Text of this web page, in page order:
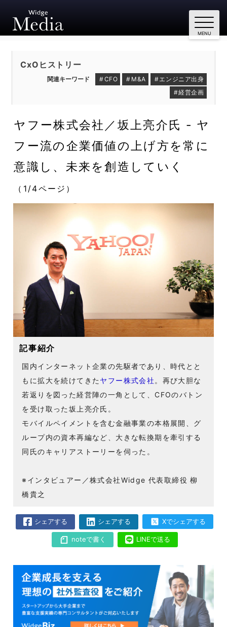
CxOヒストリー
CFO M&A
エンジニア出身
経営企画
ヤフー株式会社／坂上亮介氏 - ヤ
フー流の企業価値の上げ方を常に
意識し、未来を創造していく
（1/4ページ）
記事紹介
国内インターネット企業の先駆者であり、時代とと
もに拡大を続けてきた ヤフー株式会社 。再び大胆な
若返りを図った経営陣の一角として、CFOのバトン
を受け取った坂上亮介氏。
モバイルペイメントを含む金融事業の本格展開、グ
ループ内の資本再編など、大きな転換期を牽引する
同氏のキャリアストーリーを伺った。
※インタビュアー／株式会社Widge 代表取締役 柳
橋貴之
シェアする シェアする Xでシェアする
noteで書く LINEで送る